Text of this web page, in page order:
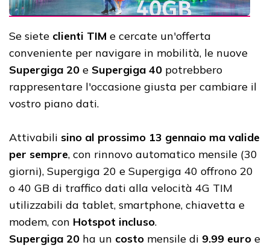
Se siete clienti TIM e cercate un'offerta
conveniente per navigare in mobilità, le nuove
Supergiga 20 e Supergiga 40 potrebbero
rappresentare l'occasione giusta per cambiare il
vostro piano dati.
Attivabili sino al prossimo 13 gennaio ma valide
per sempre, con rinnovo automatico mensile (30
giorni), Supergiga 20 e Supergiga 40 offrono 20
o 40 GB di traffico dati alla velocità 4G TIM
utilizzabili da tablet, smartphone, chiavetta e
modem, con Hotspot incluso.
Supergiga 20 ha un costo mensile di 9.99 euro e